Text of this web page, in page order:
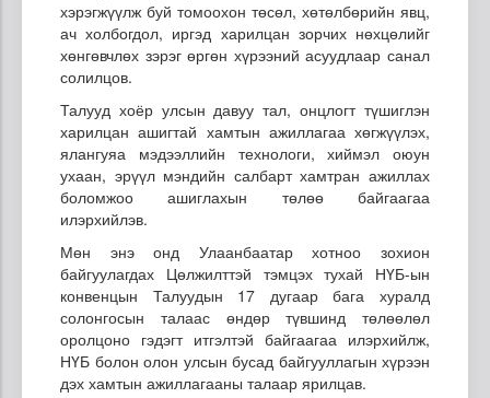
хэрэгжүүлж буй томоохон төсөл, хөтөлбөрийн явц,
ач холбогдол, иргэд харилцан зорчих нөхцөлийг
хөнгөвчлөх зэрэг өргөн хүрээний асуудлаар санал
солилцов.
Талууд хоёр улсын давуу тал, онцлогт түшиглэн
харилцан ашигтай хамтын ажиллагаа хөгжүүлэх,
ялангуяа мэдээллийн технологи, хиймэл оюун
ухаан, эрүүл мэндийн салбарт хамтран ажиллах
боломжоо ашиглахын төлөө байгаагаа
илэрхийлэв.
Мөн энэ онд Улаанбаатар хотноо зохион
байгуулагдах Цөлжилттэй тэмцэх тухай НҮБ-ын
конвенцын Талуудын 17 дугаар бага хуралд
солонгосын талаас өндөр түвшинд төлөөлөл
оролцоно гэдэгт итгэлтэй байгаагаа илэрхийлж,
НҮБ болон олон улсын бусад байгууллагын хүрээн
дэх хамтын ажиллагааны талаар ярилцав.